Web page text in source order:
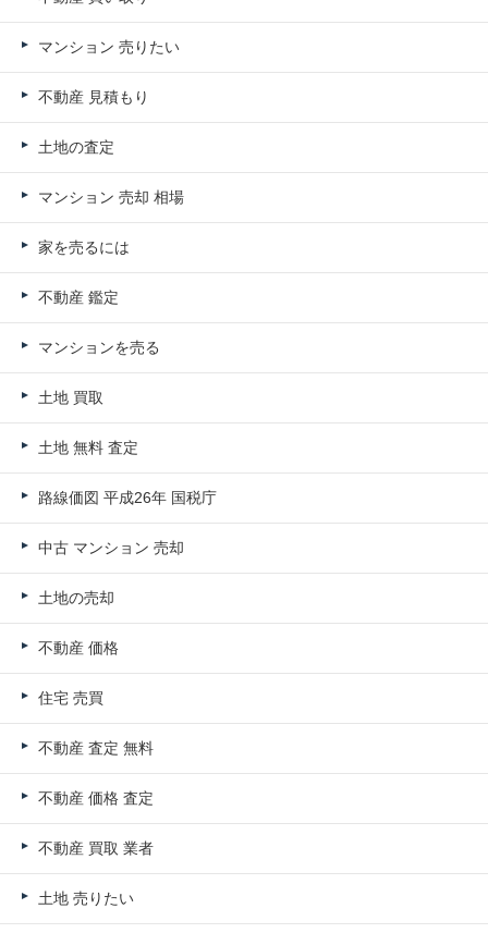
マンション 売りたい
不動産 見積もり
土地の査定
マンション 売却 相場
家を売るには
不動産 鑑定
マンションを売る
土地 買取
土地 無料 査定
路線価図 平成26年 国税庁
中古 マンション 売却
土地の売却
不動産 価格
住宅 売買
不動産 査定 無料
不動産 価格 査定
不動産 買取 業者
土地 売りたい